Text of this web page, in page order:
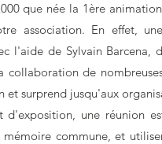
que née la 1ère
association. En effet,
l'aide de Sylvain
collaboration de
et surprend jusqu'aux
d'exposition, une réunion
mémoire commune, et